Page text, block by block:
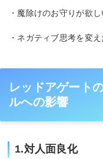
・魔除けのお守りが欲し
・ネガティブ思考を変
レッドアゲート
ルへの影響
1.対人面良化